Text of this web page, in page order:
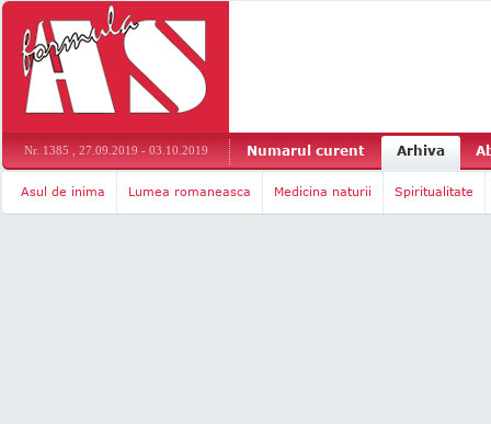
Nr. 1385 , 27.09.2019 - 03.10.2019 Numarul curent Arhiva
Asul de inima Lumea romaneasca Medicina naturii Spiritualitate